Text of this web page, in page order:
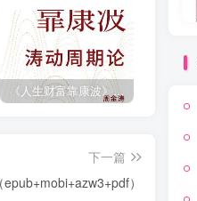
《人生财富靠康波》波动周期论（epub+mobi+azw3+pdf）
下一篇
）